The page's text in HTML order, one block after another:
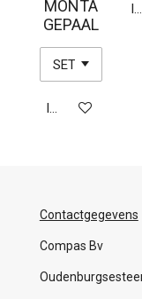
MONTA
GEPAAL
In winkelwagen
Contactgegevens
Compas Bv